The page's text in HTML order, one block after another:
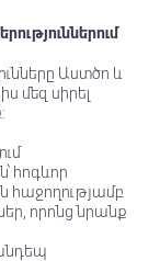
Աստծո և
մեզ սիրել
հոգևոր
հաջողությամբ
որոնց նրանք